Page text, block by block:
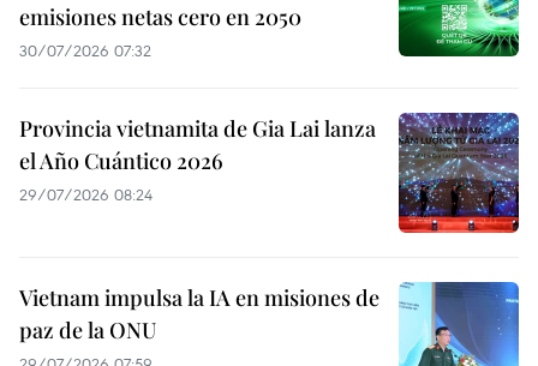
emisiones netas cero en 2050
30/07/2026 07:32
Provincia vietnamita de Gia Lai lanza
el Año Cuántico 2026
29/07/2026 08:24
Vietnam impulsa la IA en misiones de
paz de la ONU